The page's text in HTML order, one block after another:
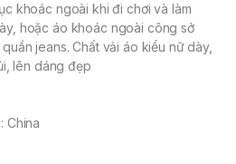
khoác ngoài khi đi chơi và làm
hoặc áo khoác ngoài công sở
jeans. Chất vải áo kiểu nữ dày,
lên dáng đẹp
China